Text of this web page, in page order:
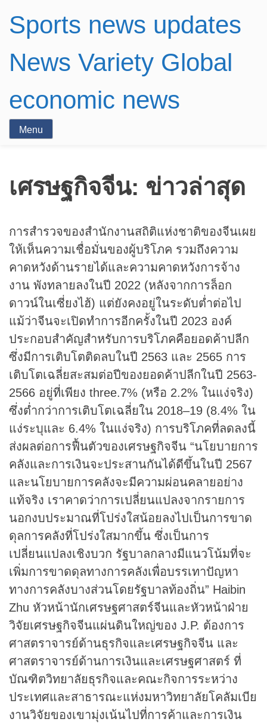
Sports news updates
News Variety Global
economic news
Menu
เศรษฐกิจจีน: ข่าวล่าสุด
การสำรวจของสำนักงานสถิติแห่งชาติของจีนเผย
ให้เห็นความเชื่อมั่นของผู้บริโภค รวมถึงความ
คาดหวังด้านรายได้และความคาดหวังการจ้าง
งาน พังทลายลงในปี 2022 (หลังจากการล็อก
ดาวน์ในเซี่ยงไฮ้) แต่ยังคงอยู่ในระดับต่ำต่อไป
แม้ว่าจีนจะเปิดทำการอีกครั้งในปี 2023 องค์
ประกอบสำคัญสำหรับการบริโภคคือยอดค้าปลีก
ซึ่งมีการเติบโตติดลบในปี 2563 และ 2565 การ
เติบโตเฉลี่ยสะสมต่อปีของยอดค้าปลีกในปี 2563-
2566 อยู่ที่เพียง three.7% (หรือ 2.2% ในแง่จริง)
ซึ่งต่ำกว่าการเติบโตเฉลี่ยใน 2018–19 (8.4% ใน
แง่ระบุและ 6.4% ในแง่จริง) การบริโภคที่ลดลงนี้
ส่งผลต่อการฟื้นตัวของเศรษฐกิจจีน “นโยบายการ
คลังและการเงินจะประสานกันได้ดีขึ้นในปี 2567
และนโยบายการคลังจะมีความผ่อนคลายอย่าง
แท้จริง เราคาดว่าการเปลี่ยนแปลงจากรายการ
นอกงบประมาณที่โปร่งใสน้อยลงไปเป็นการขาด
ดุลการคลังที่โปร่งใสมากขึ้น ซึ่งเป็นการ
เปลี่ยนแปลงเชิงบวก รัฐบาลกลางมีแนวโน้มที่จะ
เพิ่มการขาดดุลทางการคลังเพื่อบรรเทาปัญหา
ทางการคลังบางส่วนโดยรัฐบาลท้องถิ่น” Haibin
Zhu หัวหน้านักเศรษฐศาสตร์จีนและหัวหน้าฝ่าย
วิจัยเศรษฐกิจจีนแผ่นดินใหญ่ของ J.P. ต้องการ
ศาสตราจารย์ด้านธุรกิจและเศรษฐกิจจีน และ
ศาสตราจารย์ด้านการเงินและเศรษฐศาสตร์ ที่
บัณฑิตวิทยาลัยธุรกิจและคณะกิจการระหว่าง
ประเทศและสาธารณะแห่งมหาวิทยาลัยโคลัมเบีย
งานวิจัยของเขามุ่งเน้นไปที่การค้าและการเงิน